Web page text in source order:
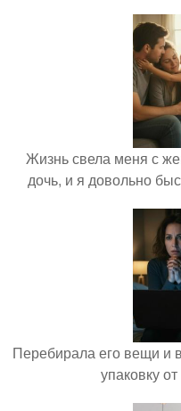
Жизнь свела меня с
дочь, и я довольно
Перебирала его вещи и
упаковку